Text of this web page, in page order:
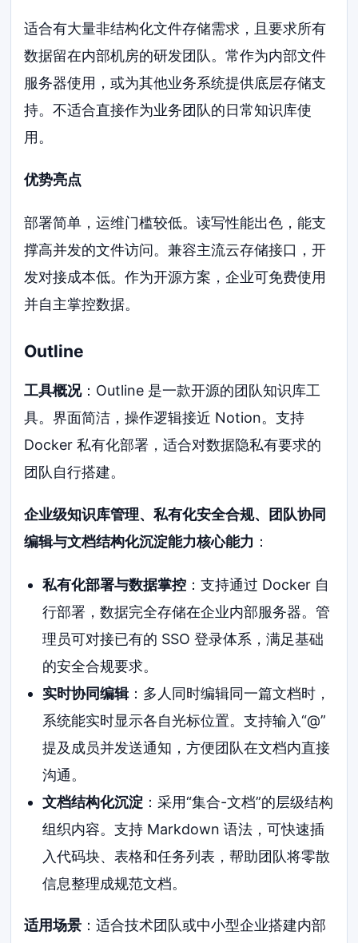
适合有大量非结构化文件存储需求，且要求所有
数据留在内部机房的研发团队。常作为内部文件
服务器使用，或为其他业务系统提供底层存储支
持。不适合直接作为业务团队的日常知识库使
用。
优势亮点
部署简单，运维门槛较低。读写性能出色，能支
撑高并发的文件访问。兼容主流云存储接口，开
发对接成本低。作为开源方案，企业可免费使用
并自主掌控数据。
Outline
工具概况：Outline 是一款开源的团队知识库工
具。界面简洁，操作逻辑接近 Notion。支持
Docker 私有化部署，适合对数据隐私有要求的
团队自行搭建。
企业级知识库管理、私有化安全合规、团队协同
编辑与文档结构化沉淀能力核心能力 ：
私有化部署与数据掌控：支持通过 Docker 自
行部署，数据完全存储在企业内部服务器。管
理员可对接已有的 SSO 登录体系，满足基础
的安全合规要求。
实时协同编辑：多人同时编辑同一篇文档时，
系统能实时显示各自光标位置。支持输入“@”
提及成员并发送通知，方便团队在文档内直接
沟通。
文档结构化沉淀：采用“集合-文档”的层级结构
组织内容。支持 Markdown 语法，可快速插
入代码块、表格和任务列表，帮助团队将零散
信息整理成规范文档。
适用场景 ：适合技术团队或中小型企业搭建内部